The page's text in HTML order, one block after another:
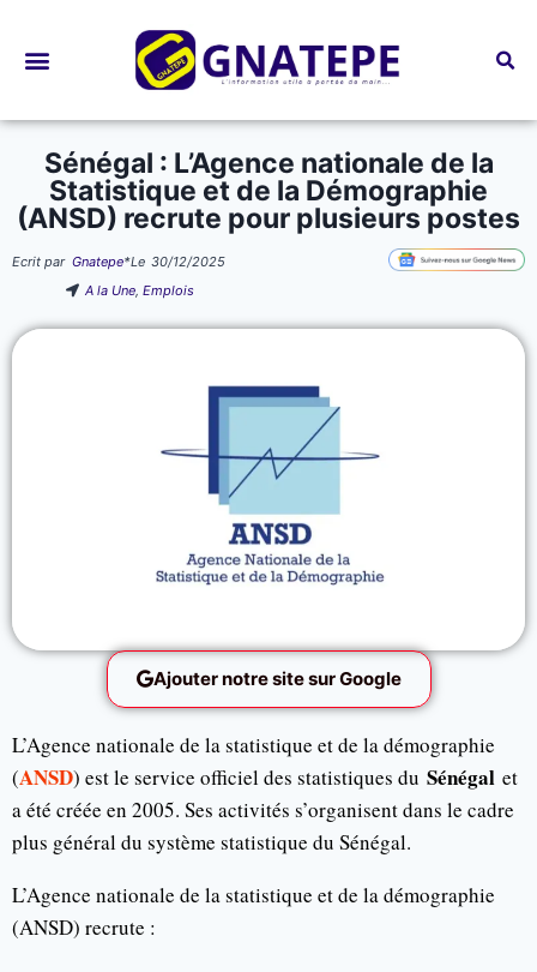
Sénégal : L’Agence nationale de la
Statistique et de la Démographie
(ANSD) recrute pour plusieurs postes
Ecrit par Gnatepe*Le 30/12/2025
A la Une,Emplois
Ajouter notre site sur Google
L’Agence nationale de la statistique et de la démographie
(ANSD) est le service officiel des statistiques du Sénégal et
a été créée en 2005. Ses activités s’organisent dans le cadre
plus général du système statistique du Sénégal.
L’Agence nationale de la statistique et de la démographie
(ANSD) recrute :